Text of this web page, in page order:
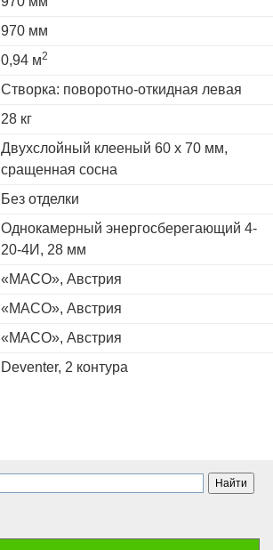
970 мм
0,94 м2
Створка: поворотно-откидная левая
28 кг
Двухслойный клееный 60 х 70 мм,
сращенная сосна
Без отделки
Однокамерный энергосберегающий 4-
20-4И, 28 мм
«MACO», Австрия
«MACO», Австрия
«MACO», Австрия
Deventer, 2 контура